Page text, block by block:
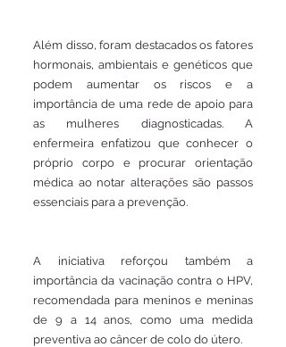
Além disso, foram destacados os fatores
hormonais, ambientais e genéticos que
podem aumentar os riscos e a
importância de uma rede de apoio para
as mulheres diagnosticadas. A
enfermeira enfatizou que conhecer o
próprio corpo e procurar orientação
médica ao notar alterações são passos
essenciais para a prevenção.
A iniciativa reforçou também a
importância da vacinação contra o HPV,
recomendada para meninos e meninas
de 9 a 14 anos, como uma medida
preventiva ao câncer de colo do útero.